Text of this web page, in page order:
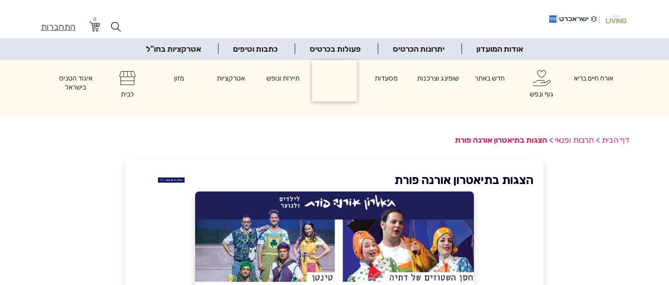
0
התחברות
אודות המועדון יתרונות הכרטיס פעולות בכרטיס כתבות וטיפים אטרקציות בחו"ל
אורח חיים בריא
גוף ונפש
חדש באתר שופינג וצרכנות מסעדות תיירות ונופש אטרקציות
מזון
לבית
איגוד הטניס
בישראל
דף הבית > תרבות ופנאי > הצגות בתיאטרון אורנה פורת
הצגות בתיאטרון אורנה פורת